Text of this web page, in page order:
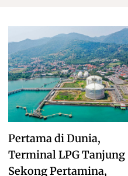
Pertama di Dunia,
Terminal LPG Tanjung
Sekong Pertamina,